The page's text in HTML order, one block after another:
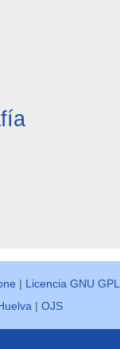
| Licencia GNU GPL
|OJS